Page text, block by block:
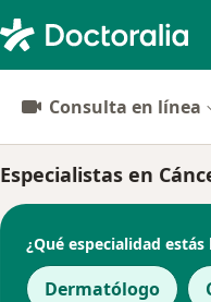
Consulta en línea
Especialistas en
¿Qué especialidad estás
Dermatólogo